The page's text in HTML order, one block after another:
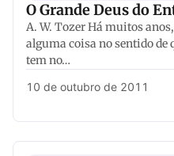
O Grande Deus do
A. W. Tozer Há muitos
alguma coisa no sentido
tem no…
10 de outubro de 2011